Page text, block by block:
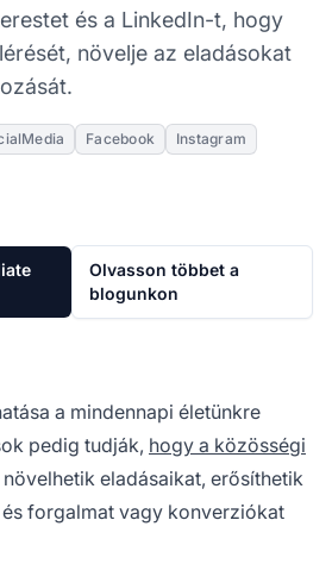
és a LinkedIn-t, hogy
növelje az eladásokat
Facebook
Instagram
Olvasson többet a
blogunkon
a mindennapi életünkre
pedig tudják, hogy a közösségi
eladásaikat, erősíthetik
forgalmat vagy konverziókat